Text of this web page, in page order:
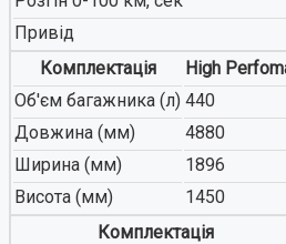
Привід
Комплектація
High
Об'єм багажника (л) 440
Довжина (мм)
4880
Ширина (мм)
1896
Висота (мм)
1450
Комплектація